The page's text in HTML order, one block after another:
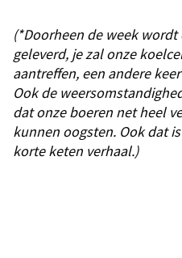
(*Doorheen de week
geleverd, je zal onze
aantreffen, een andere
Ook de
dat onze boeren net heel
kunnen oogsten. Ook dat
korte keten verhaal.)